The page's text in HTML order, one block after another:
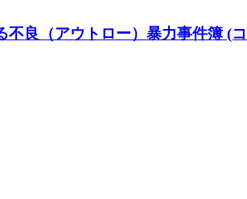
不良（アウトロー）暴力事件簿 (コ